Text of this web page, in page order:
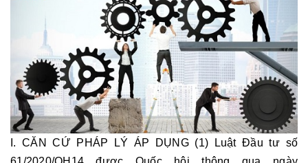
I. CĂN CỨ PHÁP LÝ ÁP DỤNG (1) Luật Đầu tư số